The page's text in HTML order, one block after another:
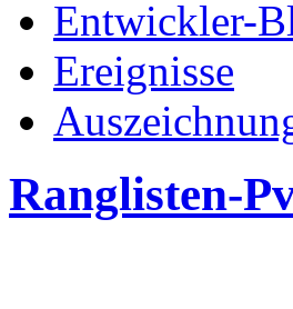
Entwickler-
Ereignisse
Ranglisten-